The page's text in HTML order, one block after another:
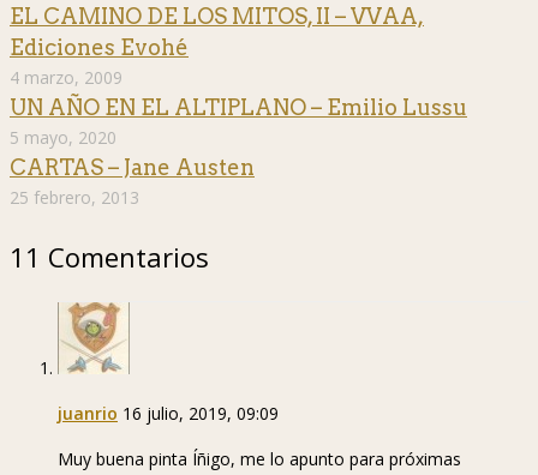
EL CAMINO DE LOS MITOS, II – VVAA,
Ediciones Evohé
4 marzo, 2009
UN AÑO EN EL ALTIPLANO – Emilio Lussu
5 mayo, 2020
CARTAS – Jane Austen
25 febrero, 2013
11 Comentarios
juanrio 16 julio, 2019, 09:09
Muy buena pinta Íñigo, me lo apunto para próximas